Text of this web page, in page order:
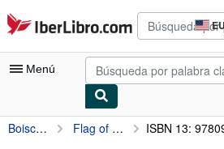
Pasar al contenido principal
IberLibro.com
de
Menú
Mi cuenta
Boisclaire, Yvonne R. Flag of Yoshiharu ISBN 13: